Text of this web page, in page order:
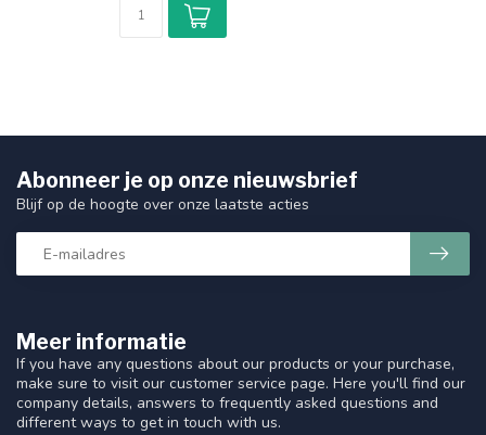
Meer informatie
If you have any questions about our products or your purchase,
make sure to visit our customer service page. Here you'll find our
company details, answers to frequently asked questions and
different ways to get in touch with us.
Abonneer je op onze nieuwsbrief
Blijf op de hoogte over onze laatste acties